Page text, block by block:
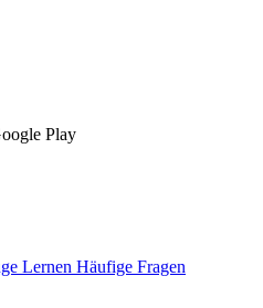
Play
Lernen Häufige Fragen